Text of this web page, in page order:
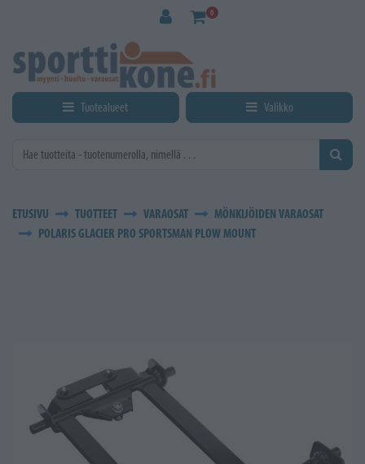
0
Tuotealueet Valikko
ETUSIVU TUOTTEET VARAOSAT
MÖNKIJÖIDEN VARAOSAT
POLARIS GLACIER PRO SPORTSMAN PLOW MOUNT